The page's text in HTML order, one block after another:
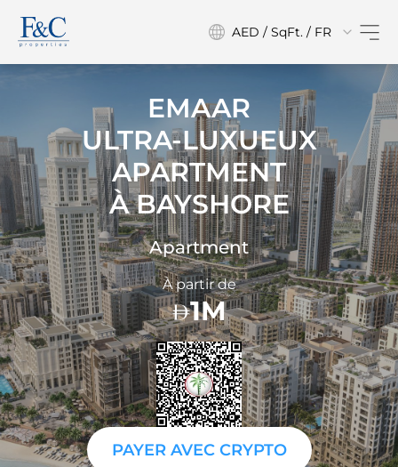
AED / SqFt. / FR
EMAAR
ULTRA-LUXUEUX
APARTMENT
ÀBAYSHORE
Apartment
À partir de
1M
PAYER AVEC CRYPTO